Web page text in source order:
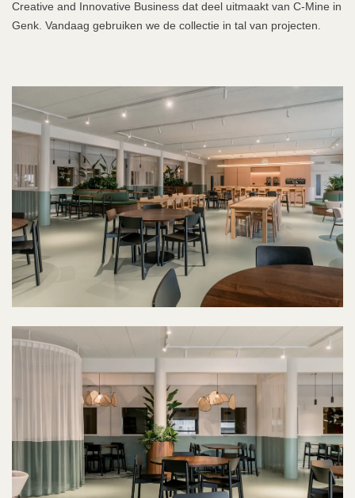
Creative and Innovative Business dat deel uitmaakt van C-Mine in
Genk. Vandaag gebruiken we de collectie in tal van projecten.